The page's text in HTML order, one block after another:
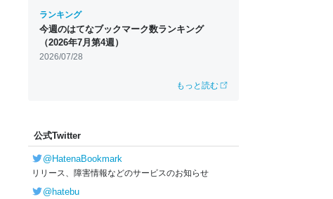
ランキング
今週のはてなブックマーク数ランキング
（2026年7月第4週）
2026/07/28
もっと読む
公式Twitter
@HatenaBookmark
リリース、障害情報などのサービスのお知らせ
@hatebu